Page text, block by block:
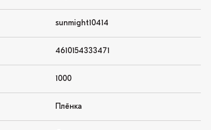
sunmight10414
4610154333471
1000
Плёнка